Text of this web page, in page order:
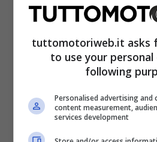
realizzato questa R1
celebre designer che ha
speciali per Valentino
Una R1 dal
tuttomotoriweb.it asks
to use your
following
Personalised advertising
content measurement,
services development